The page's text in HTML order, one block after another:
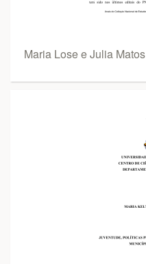
Maria Lose e Julia Matos